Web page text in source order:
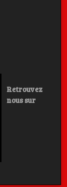
Retrouvez
nous sur